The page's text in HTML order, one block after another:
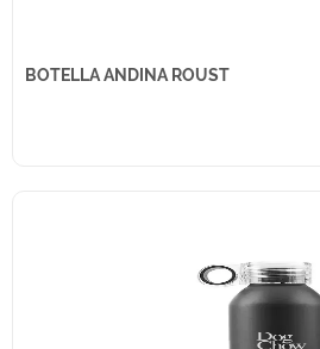
BOTELLA ANDINA ROUST